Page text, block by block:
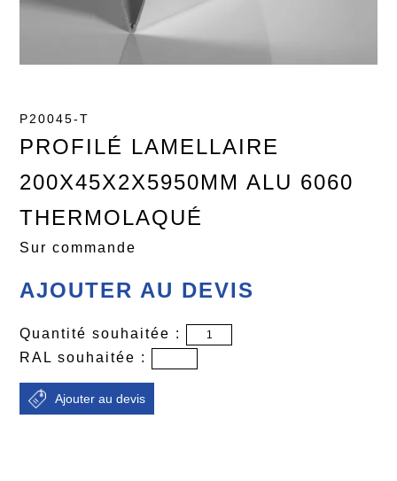
P20045-T
PROFILÉ LAMELLAIRE
200X45X2X5950MM ALU 6060
THERMOLAQUÉ
Sur commande
AJOUTER AU DEVIS
Quantité souhaitée :
RAL souhaitée :